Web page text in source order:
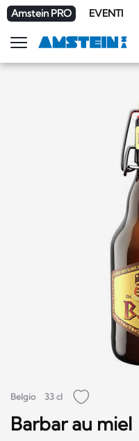
Amstein PRO EVENTI
Mostra
la
Belgio 33 cl
Barbar au miel